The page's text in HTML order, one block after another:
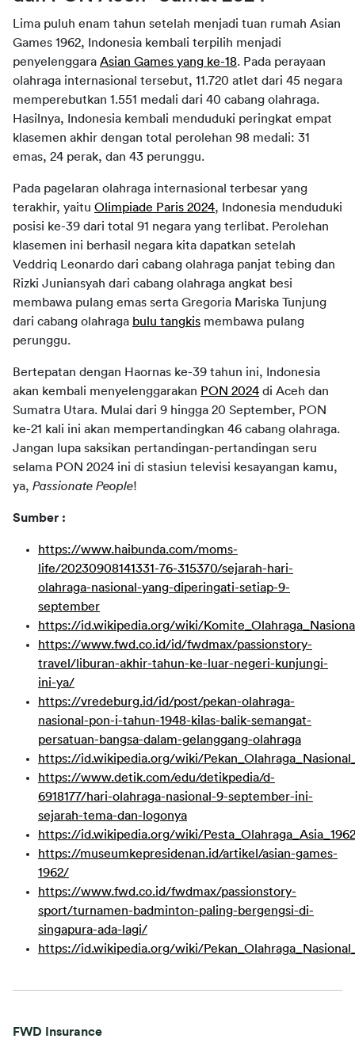
Lima puluh enam tahun setelah menjadi tuan rumah Asian
Games 1962, Indonesia kembali terpilih menjadi
penyelenggara Asian Games yang ke-18. Pada perayaan
olahraga internasional tersebut, 11.720 atlet dari 45 negara
memperebutkan 1.551 medali dari 40 cabang olahraga.
Hasilnya, Indonesia kembali menduduki peringkat empat
klasemen akhir dengan total perolehan 98 medali: 31
emas, 24 perak, dan 43 perunggu.
Pada pagelaran olahraga internasional terbesar yang
terakhir, yaitu Olimpiade Paris 2024, Indonesia menduduki
posisi ke-39 dari total 91 negara yang terlibat. Perolehan
klasemen ini berhasil negara kita dapatkan setelah
Veddriq Leonardo dari cabang olahraga panjat tebing dan
Rizki Juniansyah dari cabang olahraga angkat besi
membawa pulang emas serta Gregoria Mariska Tunjung
dari cabang olahraga bulu tangkis membawa pulang
perunggu.
Bertepatan dengan Haornas ke-39 tahun ini, Indonesia
akan kembali menyelenggarakan PON 2024 di Aceh dan
Sumatra Utara. Mulai dari 9 hingga 20 September, PON
ke-21 kali ini akan mempertandingkan 46 cabang olahraga.
Jangan lupa saksikan pertandingan-pertandingan seru
selama PON 2024 ini di stasiun televisi kesayangan kamu,
ya, Passionate People!
Sumber :
https://www.haibunda.com/moms-
life/20230908141331-76-315370/sejarah-hari-
olahraga-nasional-yang-diperingati-setiap-9-
september
https://id.wikipedia.org/wiki/
https://www.fwd.co.id/id/fwdmax/passionstory-
travel/liburan-akhir-tahun-ke-luar-negeri-kunjungi-
ini-ya/
https://vredeburg.id/id/post/pekan-olahraga-
nasional-pon-i-tahun-1948-kilas-balik-semangat-
persatuan-bangsa-dalam-gelanggang-olahraga
https://id.wikipedia.org/wiki/
https://www.detik.com/edu/detikpedia/d-
6918177/hari-olahraga-nasional-9-september-ini-
sejarah-tema-dan-logonya
https://id.wikipedia.org/wiki/Pesta_Olahraga_Asia_1962
https://museumkepresidenan.id/artikel/asian-games-
1962/
https://www.fwd.co.id/fwdmax/passionstory-
sport/turnamen-badminton-paling-bergengsi-di-
singapura-ada-lagi/
https://id.wikipedia.org/wiki/
FWD Insurance